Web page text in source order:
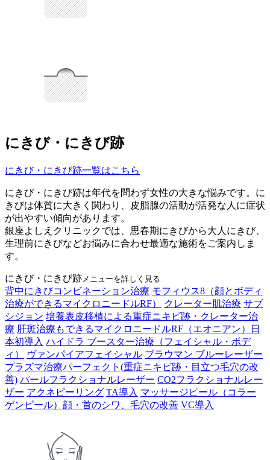
にきび・にきび跡
にきび・にきび跡一覧はこちら
にきび・にきび跡は年代を問わず女性の大きな悩みです。に
きびは体質に大きく関わり、皮脂腺の活動が活発な人に症状
が出やすい傾向があります。
銀座よしえクリニックでは、思春期にきびから大人にきび、
生理前にきびなどお悩みに合わせ最適な施術をご案内しま
す。
にきび・にきび跡メニューを詳しく見る
背中にきびコンビネーション治療 モフィウス8（顔とボディ
治療ができるマイクロニードルRF）
クレーター肌治療 サブ
シジョン 培養表皮移植による重症ニキビ跡・クレーター治
療 肝斑治療もできるマイクロニードルRF（エオニアン）日
本初導入 ハイドラ ブースター治療（フェイシャル・ボデ
ィ）
ヴァンパイアフェイシャル ブラウマン ブルーレーザー
プラズマ治療パーフェクト(重症ニキビ跡・目立つ毛穴の改
善) パールフラクショナルレーザー CO2フラクショナルレー
ザー アクネピーリング TA導入 マッサージピール（コラー
ゲンピール）顔・首のシワ、毛穴の改善 VC導入